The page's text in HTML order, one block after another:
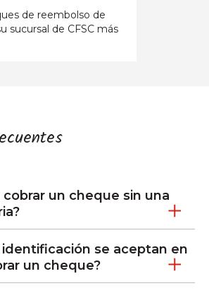
de reembolso de
sucursal de CFSC más
un cheque sin una
se aceptan en
un cheque?